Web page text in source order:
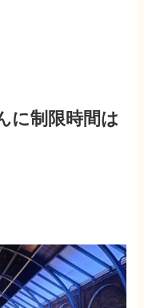
に制限時間は